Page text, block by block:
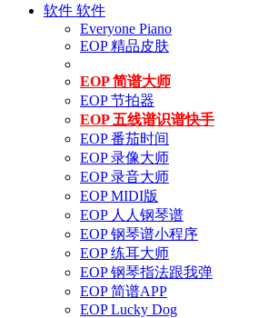
软件 软件
Everyone Piano
EOP 精品皮肤
EOP 简谱大师
EOP 节拍器
EOP 五线谱识谱快手
EOP 番茄时间
EOP 录像大师
EOP 录音大师
EOP MIDI版
EOP 人人钢琴谱
EOP 钢琴谱小程序
EOP 练耳大师
EOP 钢琴指法跟我弹
EOP 简谱APP
EOP Lucky Dog